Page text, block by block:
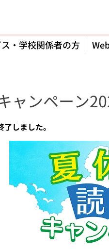
・学校関係者の方
ャンペーン
しました。